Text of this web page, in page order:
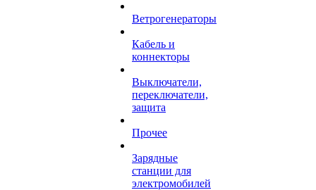
Ветрогенераторы
Кабель и
коннекторы
Выключатели,
переключатели,
защита
Прочее
Зарядные
станции для
электромобилей